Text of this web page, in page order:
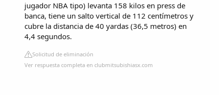
jugador NBA tipo) levanta 158 kilos en press de
banca, tiene un salto vertical de 112 centímetros y
cubre la distancia de 40 yardas (36,5 metros) en
4,4 segundos.
Solicitud de eliminación
Ver respuesta completa en clubmitsubishiasx.com